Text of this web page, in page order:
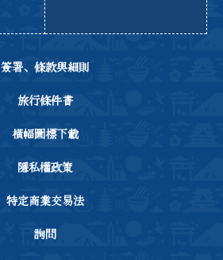
簽署、條款與細則
旅行條件書
橫幅圖標下載
隱私權政策
特定商業交易法
詢問